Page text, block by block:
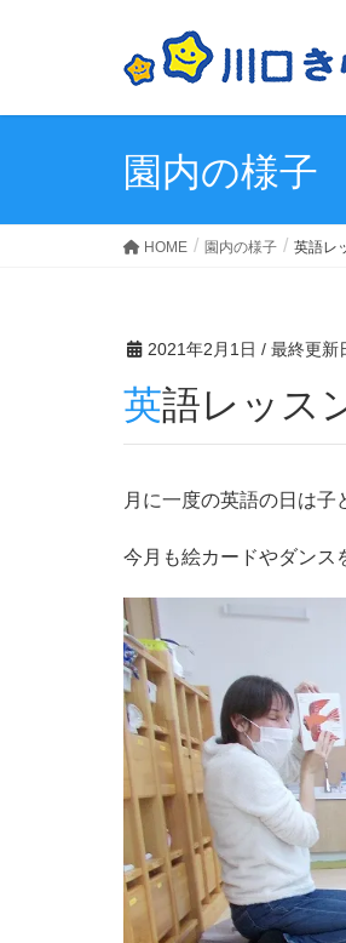
園内の様子
HOME 園内の様子 英語レ
2021年2月1日 / 最終更新
英語レッス
月に一度の英語の日は子
今月も絵カードやダンス